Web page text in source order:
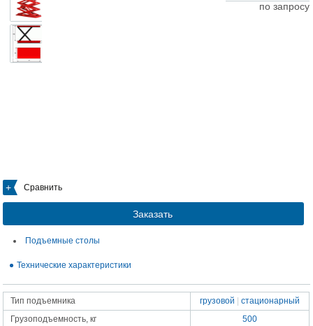
Сравнить
Заказать
по запросу
Подъемные столы
Технические характеристики
Тип подъемника грузовой |стационарный
Грузоподъемность, кг
500